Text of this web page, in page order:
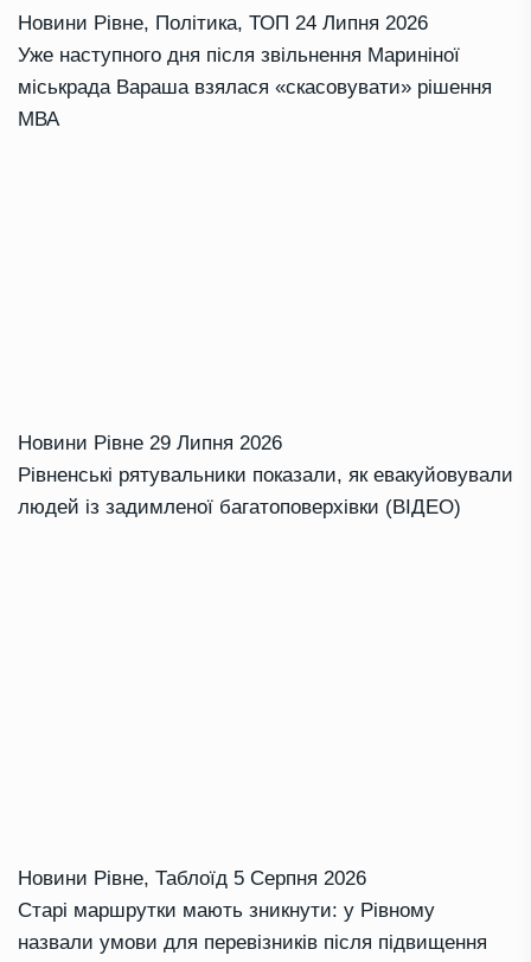
Новини Рівне, Політика, ТОП 24 Липня 2026
Уже наступного дня після звільнення Мариніної
міськрада Вараша взялася «скасовувати» рішення
МВА
Новини Рівне 29 Липня 2026
Рівненські рятувальники показали, як евакуйовували
людей із задимленої багатоповерхівки (ВІДЕО)
Новини Рівне, Таблоїд 5 Серпня 2026
Старі маршрутки мають зникнути: у Рівному
назвали умови для перевізників після підвищення